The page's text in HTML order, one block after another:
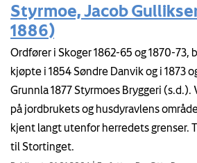
Styrmoe, Jacob
1886)
Ordfører i Skoger 1862-65 og 1870-73,
kjøpte i 1854 Søndre Danvik og i 1873
Grunnla 1877 Styrmoes Bryggeri (s.d.).
på jordbrukets og husdyravlens
kjent langt utenfor herredets grenser.
til Stortinget.